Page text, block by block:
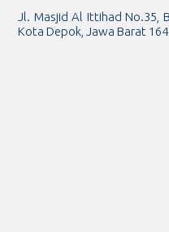
Jl. Masjid Al Ittihad No.35,
Kota Depok, Jawa Barat